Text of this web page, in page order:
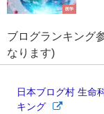
医学
ブログランキング
なります)
日本ブログ村 生命
キング